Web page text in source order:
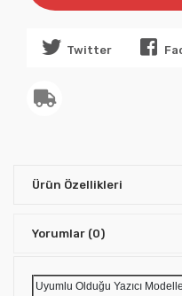
Twitter
Ürün Özellikleri
Yorumlar (0)
Uyumlu Olduğu Yazıcı